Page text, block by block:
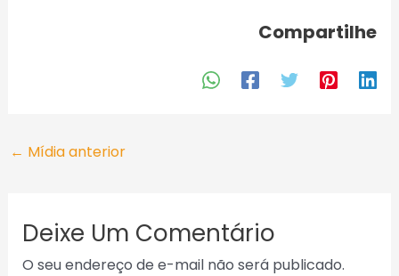
Compartilhe
← Mídia anterior
Deixe Um Comentário
O seu endereço de e-mail não será publicado.